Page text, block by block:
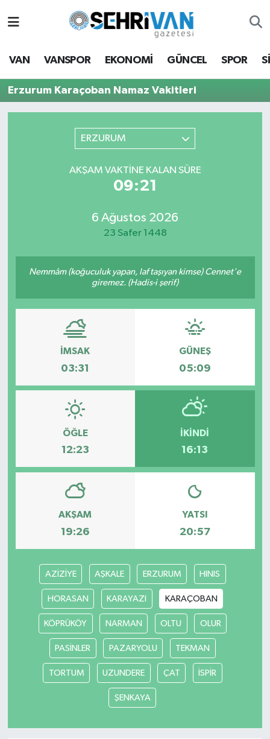
VAN VANSPOR EKONOMİ GÜNCEL SPOR
Erzurum Karaçoban Namaz Vakitleri
ERZURUM
AKŞAM VAKTİNE KALAN SÜRE
09:21
6 Ağustos 2026
23 Safer 1448
Nemmâm (koğuculuk yapan, laf taşıyan kimse) Cennet'e
giremez. (Hadis-i şerif)
İMSAK
03:31
GÜNEŞ
05:09
ÖĞLE
12:23
İKINDI
16:13
AKŞAM
19:26
YATSI
20:57
AZİZİYE AŞKALE ERZURUM HINIS
HORASAN KARAYAZI KARAÇOBAN
KÖPRÜKÖY NARMAN OLTU OLUR
PASİNLER PAZARYOLU TEKMAN
TORTUM UZUNDERE ÇAT İSPİR
ŞENKAYA
Van Hava Durumu
Van Trafik Yoğunluk Haritası
Süper Lig Puan Durumu ve Fikstür
Son Dakika Haberleri